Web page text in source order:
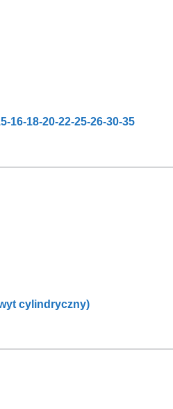
16-18-20-22-25-26-30-35
cylindryczny)